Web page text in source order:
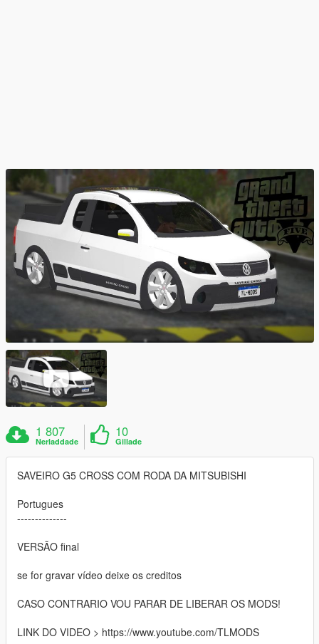
1 807
Nerladdade
10
Gillade
SAVEIRO G5 CROSS COM RODA DA MITSUBISHI
Portugues
--------------
VERSÃO final
se for gravar vídeo deixe os creditos
CASO CONTRARIO VOU PARAR DE LIBERAR OS MODS!
LINK DO VIDEO > https://www.youtube.com/TLMODS